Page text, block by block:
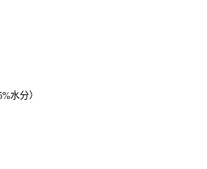
水分）